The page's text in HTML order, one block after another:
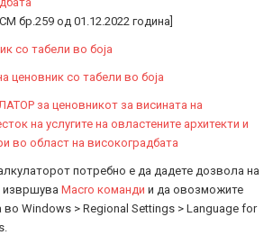
бр.259 од 01.12.2022 година]
со табели во боја
ценовник со табели во боја
за ценовникот за висината на
на услугите на овластените архитекти и
во област на високоградбата
потребно е да дадете дозвола на
извршува Macro команди и да овозможите
Windows > Regional Settings > Language for